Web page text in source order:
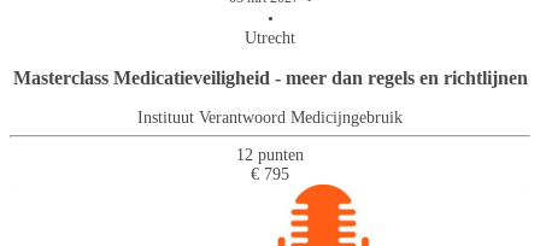
•
Utrecht
Masterclass Medicatieveiligheid - meer dan regels en richtlijnen
Instituut Verantwoord Medicijngebruik
12 punten
€ 795